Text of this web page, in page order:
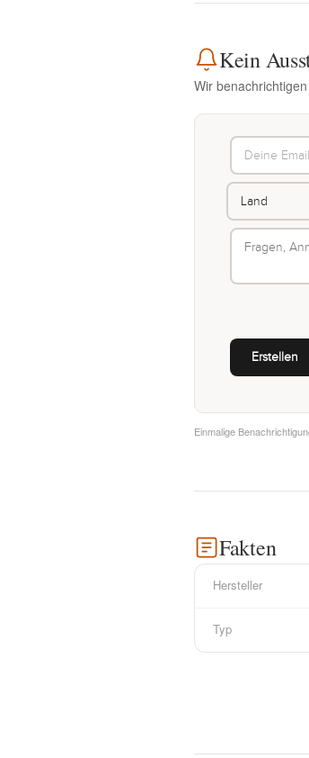
Kein
Wir
Einmalige
Fakten
Hersteller
Typ